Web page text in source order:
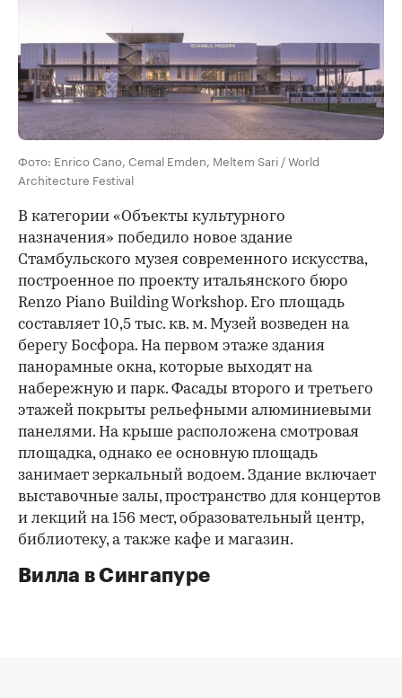
Фото: Enrico Cano, Cemal Emden, Meltem Sari / World
Architecture Festival
В категории «Объекты культурного
назначения» победило новое здание
Стамбульского музея современного искусства,
построенное по проекту итальянского бюро
Renzo Piano Building Workshop. Его площадь
составляет 10,5 тыс. кв. м. Музей возведен на
берегу Босфора. На первом этаже здания
панорамные окна, которые выходят на
набережную и парк. Фасады второго и третьего
этажей покрыты рельефными алюминиевыми
панелями. На крыше расположена смотровая
площадка, однако ее основную площадь
занимает зеркальный водоем. Здание включает
выставочные залы, пространство для концертов
и лекций на 156 мест, образовательный центр,
библиотеку, а также кафе и магазин.
Вилла в Сингапуре